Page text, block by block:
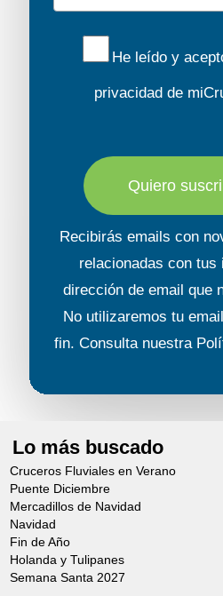
He leído y
privacidad de
Quiero
Recibirás emails con
relacionadas con tus
dirección de email que
No utilizaremos tu
fin. Consulta nuestra
Lo más buscado
Cruceros Fluviales en Verano
Puente Diciembre
Mercadillos de Navidad
Navidad
Fin de Año
Holanda y Tulipanes
Semana Santa 2027